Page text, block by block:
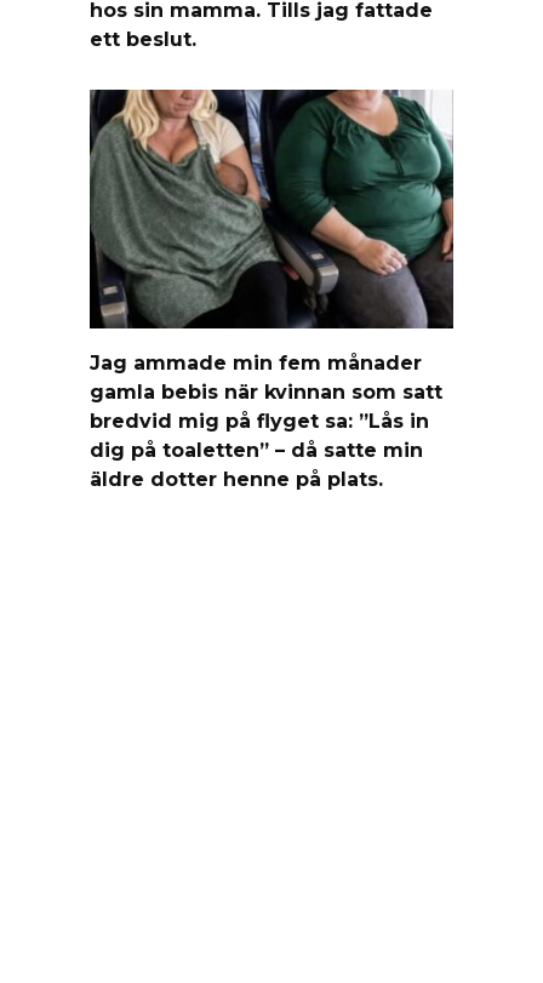
hos sin mamma. Tills jag fattade
ett beslut.
Jag ammade min fem månader
gamla bebis när kvinnan som satt
bredvid mig på flyget sa: ”Lås in
dig på toaletten” – då satte min
äldre dotter henne på plats.